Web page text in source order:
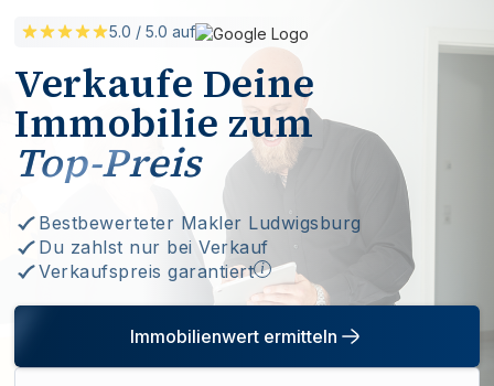
5.0 / 5.0 auf
Verkaufe Deine
Immobilie zum
Top-Preis
Bestbewerteter Makler Ludwigsburg
Du zahlst nur bei Verkauf
Verkaufspreis garantiert i
Immobilienwert ermitteln